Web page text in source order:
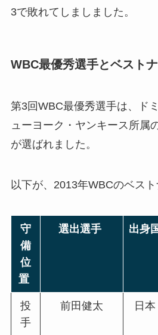
3で敗れてしましました。
WBC最優秀選手とベスト
第3回WBC最優秀選手は、ド
ューヨーク・ヤンキース所属
が選ばれました。
以下が、2013年WBCのベスト
守
備
位
置
選出選手 出身
投
手
前田健太 日本